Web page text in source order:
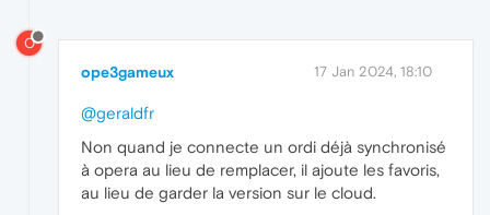
O
ope3gameux 17 Jan 2024, 18:10
@geraldfr
Non quand je connecte un ordi déjà synchronisé
à opera au lieu de remplacer, il ajoute les favoris,
au lieu de garder la version sur le cloud.